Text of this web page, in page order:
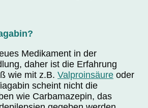
Medikament in der
daher ist die Erfahrung
wie mit z.B. Valproinsäure oder
scheint nicht die
wie Carbamazepin, das